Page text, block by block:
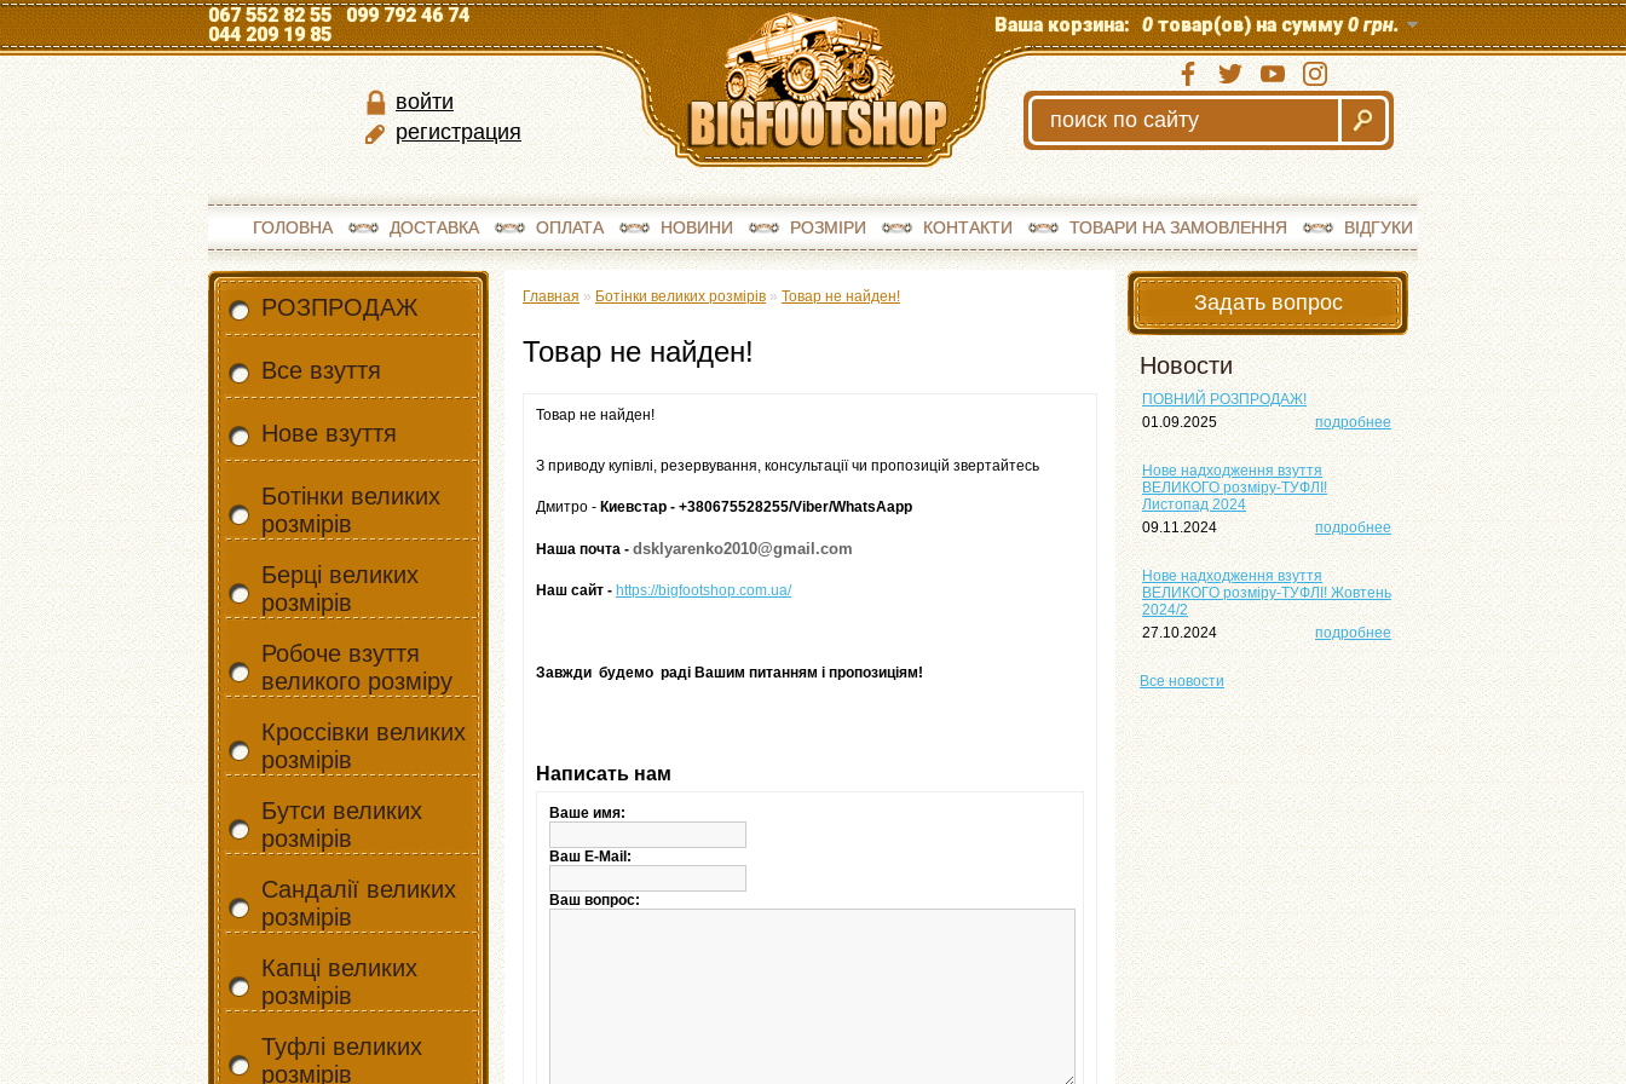
067 552 82 55 099 792 46 74
044 209 19 85
Ваша корзина: 0товар(ов) на сумму0 грн.
войти
регистрация
ГОЛОВНА ДОСТАВКА ОПЛАТА НОВИНИ РОЗМІРИ КОНТАКТИ ТОВАРИ НА ЗАМОВЛЕННЯ ВІДГУКИ
РОЗПРОДАЖ
Все взуття
Нове взуття
Ботінки великих
розмірів
Берці великих
розмірів
Робоче взуття
великого розміру
Кроссівки великих
розмірів
Бутси великих
розмірів
Сандалії великих
розмірів
Капці великих
розмірів
Туфлі великих
розмірів
Задать вопрос
Новости
ПОВНИЙ РОЗПРОДАЖ!
01.09.2025
подробнее
Нове надходження взуття
ВЕЛИКОГО розміру-ТУФЛІ!
Листопад 2024
09.11.2024
подробнее
Нове надходження взуття
ВЕЛИКОГО розміру-ТУФЛІ! Жовтень
2024/2
27.10.2024
подробнее
Всеновости
Главная » Ботінки великих розмірів » Товар не найден!
Товар не найден!
Товар не найден!
З приводу купівлі, резервування, консультації чи пропозицій звертайтесь
Дмитро - Киевстар - +380675528255/Viber/WhatsAapp
Наша почта - dsklyarenko2010@gmail.com
Наш сайт - https://bigfootshop.com.ua/
Завжди будемо раді Вашим питанням і пропозиціям!
Написать нам
Ваше имя:
Ваш E-Mail:
Ваш вопрос: